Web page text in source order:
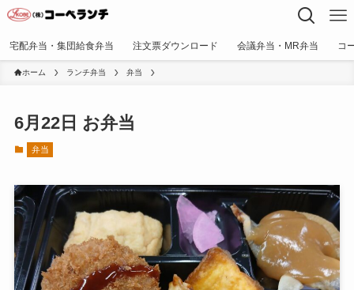
宅配弁当・集団給食弁当 注文票ダウンロード 会議弁当・MR弁当 コ
ホーム ランチ弁当 弁当
6月22日 お弁当
弁当